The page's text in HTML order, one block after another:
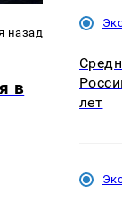
назад
в
лет